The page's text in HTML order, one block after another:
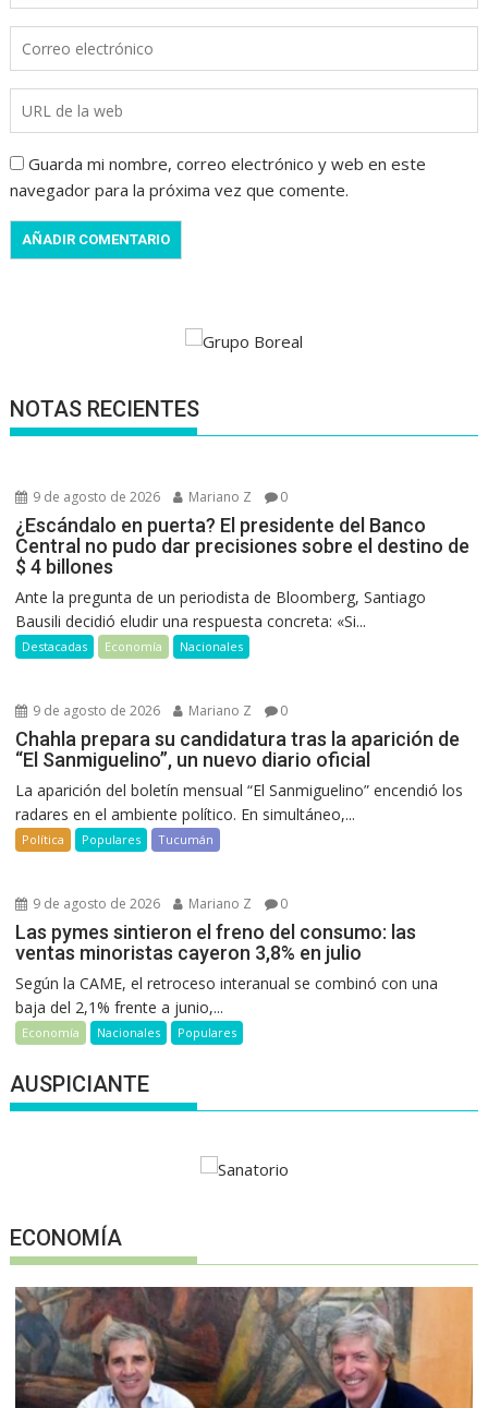
Guarda mi nombre, correo electrónico y web en este
navegador para la próxima vez que comente.
NOTAS RECIENTES
9 de agosto de 2026 Mariano Z 0
¿Escándalo en puerta? El presidente del Banco
Central no pudo dar precisiones sobre el destino de
$ 4 billones
Ante la pregunta de un periodista de Bloomberg, Santiago
Bausili decidió eludir una respuesta concreta: «Si...
Destacadas Economía Nacionales
9 de agosto de 2026 Mariano Z 0
Chahla prepara su candidatura tras la aparición de
“El Sanmiguelino”, un nuevo diario oficial
La aparición del boletín mensual “El Sanmiguelino” encendió los
radares en el ambiente político. En simultáneo,...
Política Populares Tucumán
9 de agosto de 2026 Mariano Z 0
Las pymes sintieron el freno del consumo: las
ventas minoristas cayeron 3,8% en julio
Según la CAME, el retroceso interanual se combinó con una
baja del 2,1% frente a junio,...
Economía Nacionales Populares
AUSPICIANTE
ECONOMÍA